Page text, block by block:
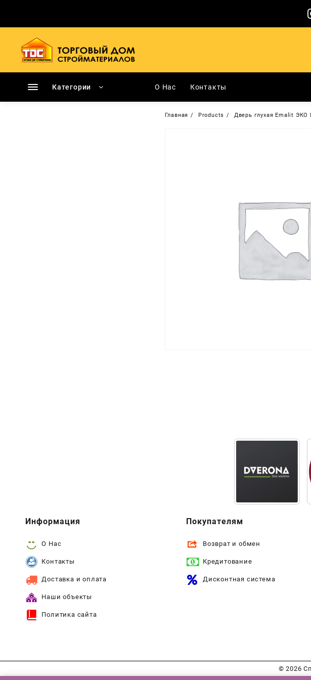
содержимому
Категории О Нас Контакты
Главная Products Дверь глухая Emalit
Информация
О Нас
Контакты
Доставка и оплата
Наши объекты
Политика сайта
Покупателям
Возврат и обмен
Кредитование
Дисконтная система
© 2026